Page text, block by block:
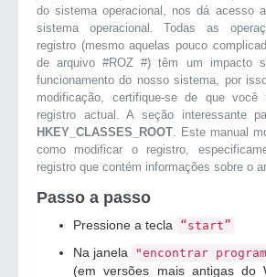
do sistema operacional, nos dá acesso
sistema operacional. Todas as
registro (mesmo aquelas pouco
de arquivo #ROZ #) têm um impacto
funcionamento do nosso sistema, por
modificação, certifique-se de que
registro actual. A seção interessante
HKEY_CLASSES_ROOT. Este manual
como modificar o registro,
registro que contém informações sobre o
Passo a passo
Pressione a tecla “start”
Na janela "encontrar
(em versões mais antigas do